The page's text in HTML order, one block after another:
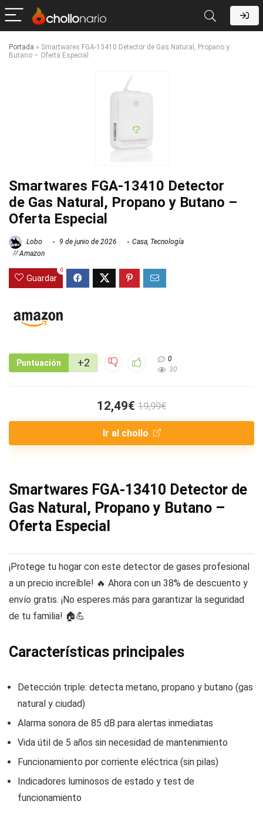
Portada » Smartwares FGA-13410 Detector de Gas Natural, Propano y
Butano – Oferta Especial
Smartwares FGA-13410 Detector
de Gas Natural, Propano y Butano –
Oferta Especial
Lobo 9 de junio de 2026 Casa, Tecnología
Amazon
Guardar
0
Puntuación +2
0
30
12,49€ 19,99€
Ir al chollo
Smartwares FGA-13410 Detector de
Gas Natural, Propano y Butano –
Oferta Especial
¡Protege tu hogar con este detector de gases profesional
a un precio increíble! 🔥 Ahora con un 38% de descuento y
envío gratis. ¡No esperes más para garantizar la seguridad
de tu familia! 🏠💪
Características principales
Detección triple: detecta metano, propano y butano (gas
natural y ciudad)
Alarma sonora de 85 dB para alertas inmediatas
Vida útil de 5 años sin necesidad de mantenimiento
Funcionamiento por corriente eléctrica (sin pilas)
Indicadores luminosos de estado y test de
funcionamiento